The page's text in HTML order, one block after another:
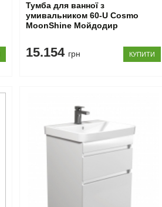
Тумба для ванної з
умивальником 60-U Cosmo
MoonShine Мойдодир
15.154 грн КУПИТИ